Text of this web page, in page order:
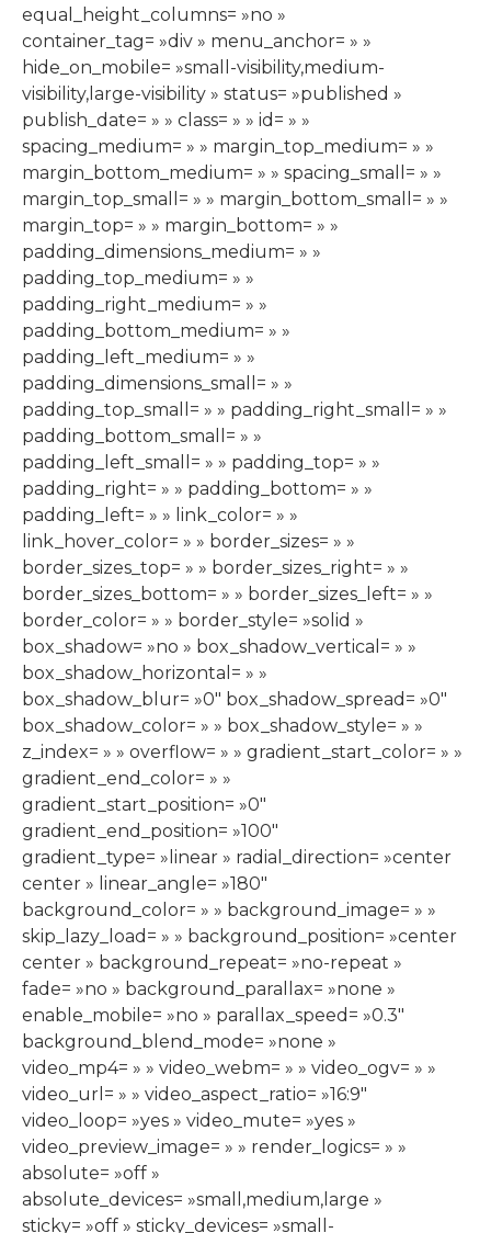
equal_height_columns= »no »
container_tag= »div » menu_anchor= » »
hide_on_mobile= »small-visibility,medium-
visibility,large-visibility » status= »published »
publish_date= » » class= » » id= » »
spacing_medium= » » margin_top_medium= » »
margin_bottom_medium= » » spacing_small= » »
margin_top_small= » » margin_bottom_small= » »
margin_top= » » margin_bottom= » »
padding_dimensions_medium= » »
padding_top_medium= » »
padding_right_medium= » »
padding_bottom_medium= » »
padding_left_medium= » »
padding_dimensions_small= » »
padding_top_small= » » padding_right_small= » »
padding_bottom_small= » »
padding_left_small= » » padding_top= » »
padding_right= » » padding_bottom= » »
padding_left= » » link_color= » »
link_hover_color= » » border_sizes= » »
border_sizes_top= » » border_sizes_right= » »
border_sizes_bottom= » » border_sizes_left= » »
border_color= » » border_style= »solid »
box_shadow= »no » box_shadow_vertical= » »
box_shadow_horizontal= » »
box_shadow_blur= »0″ box_shadow_spread= »0″
box_shadow_color= » » box_shadow_style= » »
z_index= » » overflow= » » gradient_start_color= » »
gradient_end_color= » »
gradient_start_position= »0″
gradient_end_position= »100″
gradient_type= »linear » radial_direction= »center
center » linear_angle= »180″
background_color= » » background_image= » »
skip_lazy_load= » » background_position= »center
center » background_repeat= »no-repeat »
fade= »no » background_parallax= »none »
enable_mobile= »no » parallax_speed= »0.3″
background_blend_mode= »none »
video_mp4= » » video_webm= » » video_ogv= » »
video_url= » » video_aspect_ratio= »16:9″
video_loop= »yes » video_mute= »yes »
video_preview_image= » » render_logics= » »
absolute= »off »
absolute_devices= »small,medium,large »
sticky= »off » sticky_devices= »small-